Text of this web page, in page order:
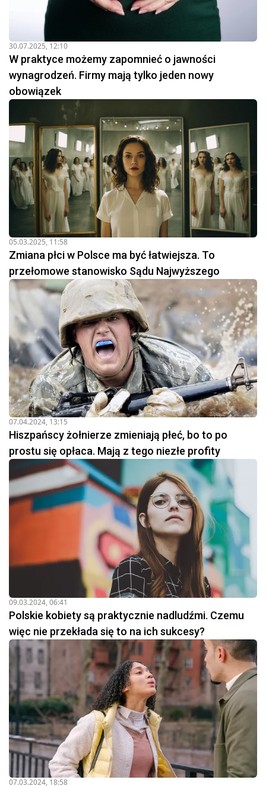
30.07.2025, 12:10
W praktyce możemy zapomnieć o jawności
wynagrodzeń. Firmy mają tylko jeden nowy
obowiązek
05.03.2025, 11:58
Zmiana płci w Polsce ma być łatwiejsza. To
przełomowe stanowisko Sądu Najwyższego
07.04.2024, 13:15
Hiszpańscy żołnierze zmieniają płeć, bo to po
prostu się opłaca. Mają z tego niezłe profity
09.03.2024, 06:41
Polskie kobiety są praktycznie nadludźmi. Czemu
więc nie przekłada się to na ich sukcesy?
07.03.2024, 18:58